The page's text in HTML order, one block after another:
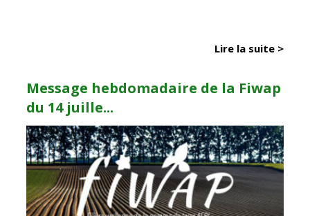
Lire la suite >
Message hebdomadaire de la Fiwap
du 14 juille...